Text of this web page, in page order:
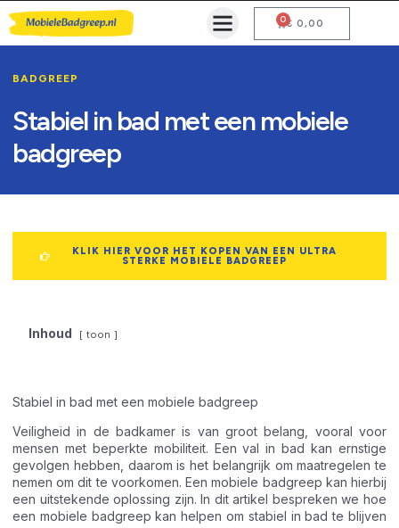
€ 0,00
0
BADGREEP
Stabiel in bad met een mobiele
badgreep
KLIK HIER VOOR HET KOPEN VAN EEN ULTRA
STERKE MOBIELE BADGREEP
Inhoud toon
Stabiel in bad met een mobiele badgreep
Veiligheid in de badkamer is van groot belang, vooral voor
mensen met beperkte mobiliteit. Een val in bad kan ernstige
gevolgen hebben, daarom is het belangrijk om maatregelen te
nemen om dit te voorkomen. Een mobiele badgreep kan hierbij
een uitstekende oplossing zijn. In dit artikel bespreken we hoe
een mobiele badgreep kan helpen om stabiel in bad te blijven